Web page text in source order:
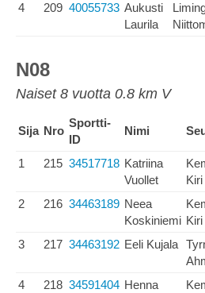
4 209 40055733 Aukusti
Laurila
N08
Naiset 8 vuotta 0.8 km V
Sija Nro
Sportti-
ID
Nimi
1 215 34517718 Katriina
Vuollet
Kiri
2 216 34463189 Neea
Koskiniemi Kiri
3 217 34463192 Eeli Kujala
4 218 34591404 Henna